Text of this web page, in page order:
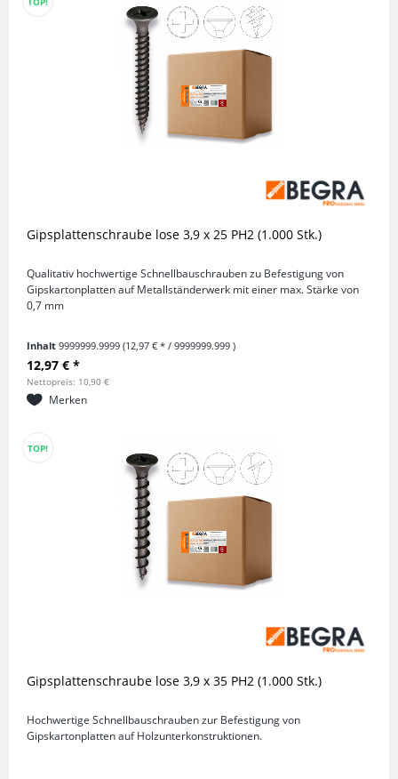
Gipsplattenschraube lose 3,9 x 25 PH2 (1.000 Stk.)
Qualitativ hochwertige Schnellbauschrauben zu Befestigung von
Gipskartonplatten auf Metallständerwerk mit einer max. Stärke von
0,7 mm
Inhalt9999999.9999(12,97 € * / 9999999.999 )
12,97 € *
Nettopreis: 10,90 €
Merken
TOP!
Gipsplattenschraube lose 3,9 x 35 PH2 (1.000 Stk.)
Hochwertige Schnellbauschrauben zur Befestigung von
Gipskartonplatten auf Holzunterkonstruktionen.